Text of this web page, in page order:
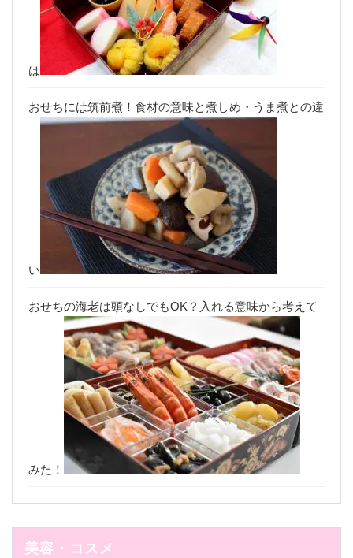
は
おせちには筑前煮！食材の意味と煮しめ・うま煮との違
い
おせちの海老は頭なしでもOK？入れる意味から考えて
みた！
美容・コスメ